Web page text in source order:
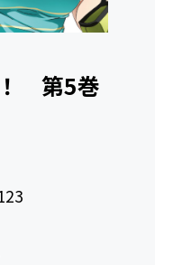
！ 第5巻